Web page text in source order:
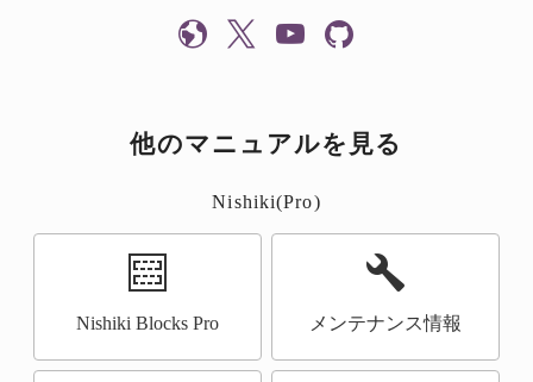
他のマニュアルを見る
Nishiki(Pro)
Nishiki Blocks Pro メンテナンス情報